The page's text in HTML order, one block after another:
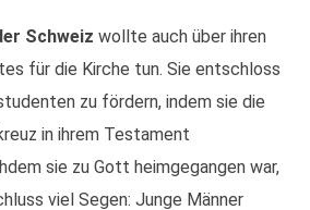
Schweiz wollte auch über ihren
für die Kirche tun. Sie entschloss
zu fördern, indem sie die
in ihrem Testament
sie zu Gott heimgegangen war,
viel Segen: Junge Männer